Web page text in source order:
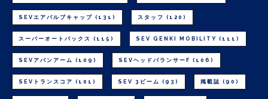
SEVエアバルブキャップ (131) スタッフ (120)
スーパーオートバックス (115) SEV GENKI MOBILITY (111)
SEVアバンアーム (109) SEVヘッドバランサーF (106)
SEVトランスコア (101) SEV 3ビーム (93) 掲載誌 (90)